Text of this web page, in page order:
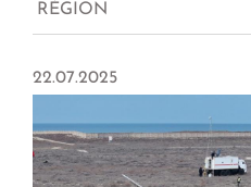
RÉGION
22.07.2025